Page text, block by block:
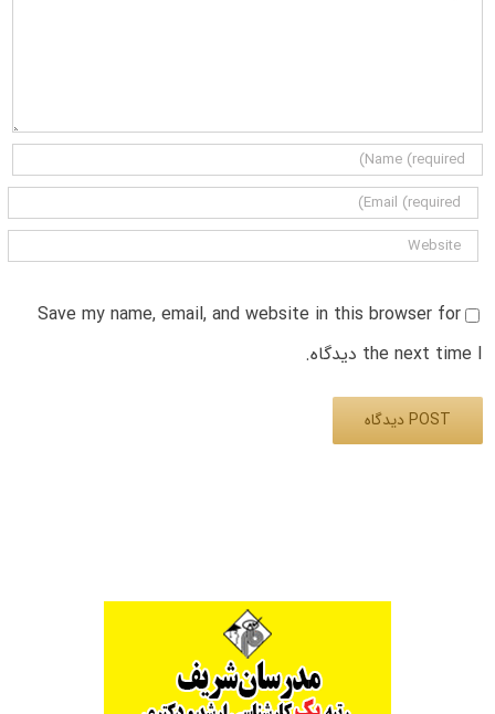
Save my name, email, and website in this browser for
the next time I دیدگاه.